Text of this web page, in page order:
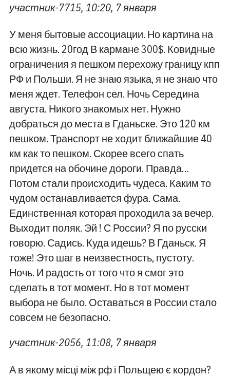
участник-7715, 10:20, 7 января
У меня бытовые ассоциации. Но картина на
всю жизнь. 20год В кармане 300$. Ковидные
ограничения я пешком перехожу границу кпп
РФ и Польши. Я не знаю языка, я не знаю что
меня ждет. Телефон сел. Ночь Середина
августа. Никого знакомых нет. Нужно
добраться до места в Гданьске. Это 120 км
пешком. Транспорт не ходит ближайшие 40
км как то пешком. Скорее всего спать
придется на обочине дороги. Правда…
Потом стали происходить чудеса. Каким то
чудом останавливается фура. Сама.
Единственная которая проходила за вечер.
Выходит поляк. Эй ! С России? Я по русски
говорю. Садись. Куда идешь? В Гданьск. Я
тоже! Это шаг в неизвестность, пустоту.
Ночь. И радость от того что я смог это
сделать в тот момент. Но в тот момент
выбора не было. Оставаться в России стало
совсем не безопасно.
участник-2056, 11:08, 7 января
А в якому місці між рф і Польщею є кордон?